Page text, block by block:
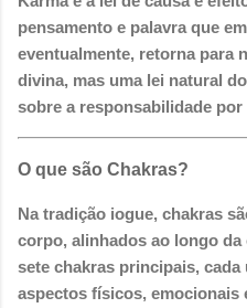
pensamento e palavra que
eventualmente, retorna para
divina, mas uma lei natural
sobre a responsabilidade por
O que são Chakras?
Na tradição iogue, chakras
corpo, alinhados ao longo
sete chakras principais,
aspectos físicos, emocionais